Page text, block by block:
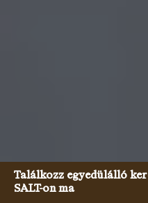
Találkozz egyedülálló
SALT-on ma